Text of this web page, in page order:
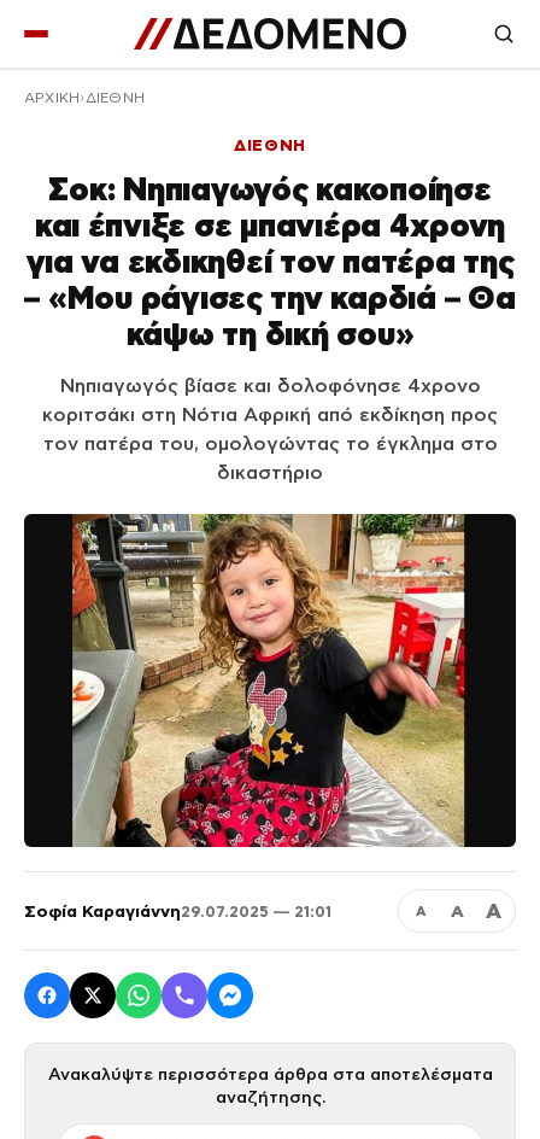
ΑΡΧΙΚΉ ΔΙΕΘΝΗ
ΔΙΕΘΝΗ
Σοκ: Νηπιαγωγός κακοποίησε
και έπνιξε σε μπανιέρα 4χρονη
για να εκδικηθεί τον πατέρα της
– «Μου ράγισες την καρδιά – Θα
κάψω τη δική σου»
Νηπιαγωγός βίασε και δολοφόνησε 4χρονο
κοριτσάκι στη Νότια Αφρική από εκδίκηση προς
τον πατέρα του, ομολογώντας το έγκλημα στο
δικαστήριο
Σοφία Καραγιάννη29.07.2025 — 21:01 Α Α Α
Ανακαλύψτε περισσότερα άρθρα στα αποτελέσματα
αναζήτησης.